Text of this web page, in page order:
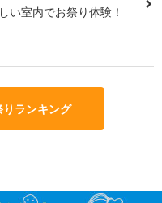
い室内でお祭り体験！
ランキング